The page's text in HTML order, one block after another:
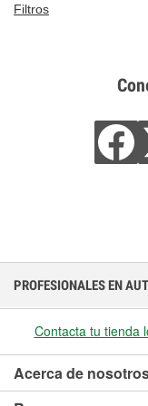
Filtros
PROFESIONALES EN
Contacta tu tienda
Acerca de